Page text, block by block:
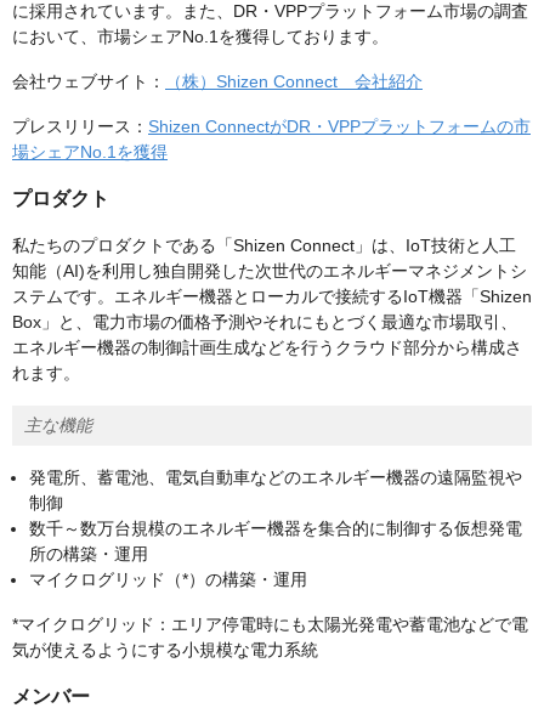
に採用されています。また、DR・VPPプラットフォーム市場の調査
において、市場シェアNo.1を獲得しております。
会社ウェブサイト： （株）Shizen Connect 会社紹介
プレスリリース： Shizen ConnectがDR・VPPプラットフォームの市
場シェアNo.1を獲得
プロダクト
私たちのプロダクトである「Shizen Connect」は、IoT技術と人工
知能（AI)を利用し独自開発した次世代のエネルギーマネジメントシ
ステムです。エネルギー機器とローカルで接続するIoT機器「Shizen
Box」と、電力市場の価格予測やそれにもとづく最適な市場取引、
エネルギー機器の制御計画生成などを行うクラウド部分から構成さ
れます。
主な機能
発電所、蓄電池、電気自動車などのエネルギー機器の遠隔監視や
制御
数千～数万台規模のエネルギー機器を集合的に制御する仮想発電
所の構築・運用
マイクログリッド（*）の構築・運用
*マイクログリッド：エリア停電時にも太陽光発電や蓄電池などで電
気が使えるようにする小規模な電力系統
メンバー